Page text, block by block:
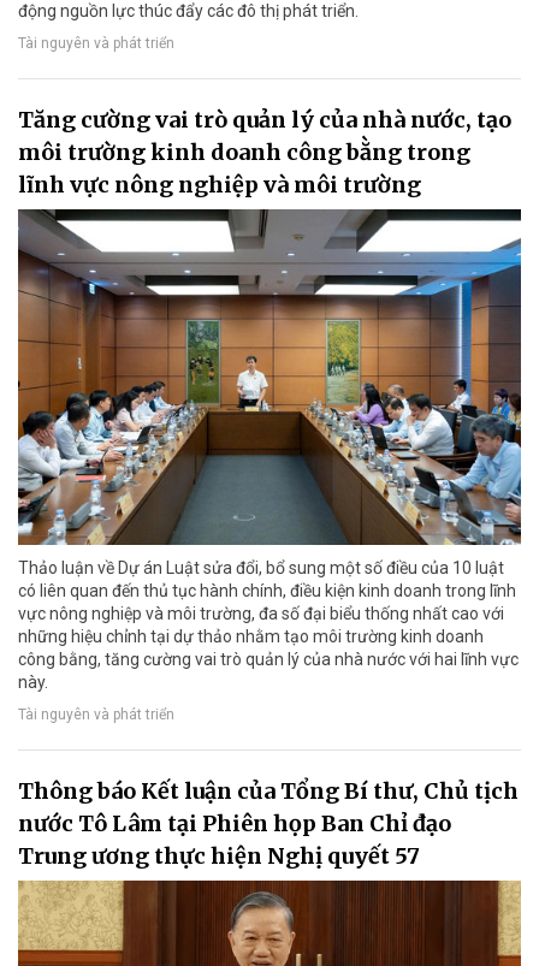
động nguồn lực thúc đẩy các đô thị phát triển.
Tài nguyên và phát triển
Tăng cường vai trò quản lý của nhà nước, tạo
môi trường kinh doanh công bằng trong
lĩnh vực nông nghiệp và môi trường
Thảo luận về Dự án Luật sửa đổi, bổ sung một số điều của 10 luật
có liên quan đến thủ tục hành chính, điều kiện kinh doanh trong lĩnh
vực nông nghiệp và môi trường, đa số đại biểu thống nhất cao với
những hiệu chỉnh tại dự thảo nhằm tạo môi trường kinh doanh
công bằng, tăng cường vai trò quản lý của nhà nước với hai lĩnh vực
này.
Tài nguyên và phát triển
Thông báo Kết luận của Tổng Bí thư, Chủ tịch
nước Tô Lâm tại Phiên họp Ban Chỉ đạo
Trung ương thực hiện Nghị quyết 57